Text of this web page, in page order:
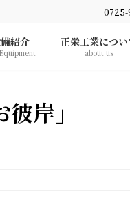
0725-
紹介 正栄工業につい
about us
岸」